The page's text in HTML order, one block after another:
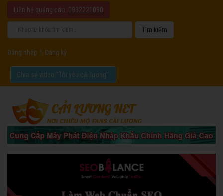
Liên hệ quảng cáo: 0932221090
Đăng nhập Đăng ký
Chia sẻ video "Tôi yêu cải lương".